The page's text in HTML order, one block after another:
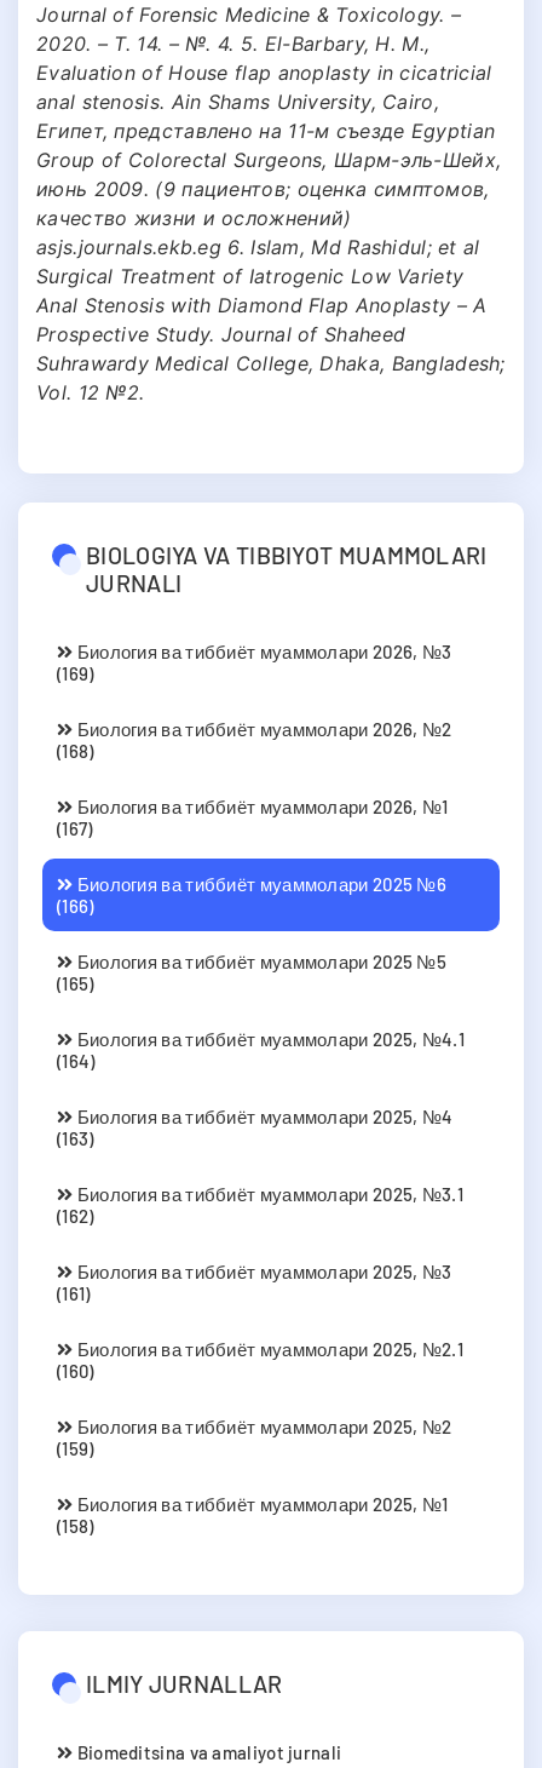
Journal of Forensic Medicine & Toxicology. –
2020. – Т. 14. – №. 4. 5. El-Barbary, H. M.,
Evaluation of House flap anoplasty in cicatricial
anal stenosis. Ain Shams University, Cairo,
Египет, представлено на 11-м съезде Egyptian
Group of Colorectal Surgeons, Шарм-эль-Шейх,
июнь 2009. (9 пациентов; оценка симптомов,
качество жизни и осложнений)
asjs.journals.ekb.eg 6. Islam, Md Rashidul; et al
Surgical Treatment of Iatrogenic Low Variety
Anal Stenosis with Diamond Flap Anoplasty – A
Prospective Study. Journal of Shaheed
Suhrawardy Medical College, Dhaka, Bangladesh;
Vol. 12 №2.
BIOLOGIYA VA TIBBIYOT MUAMMOLARI
JURNALI
Биология ва тиббиёт муаммолари 2026, №3
(169)
Биология ва тиббиёт муаммолари 2026, №2
(168)
Биология ва тиббиёт муаммолари 2026, №1
(167)
Биология ва тиббиёт муаммолари 2025 №6
(166)
Биология ва тиббиёт муаммолари 2025 №5
(165)
Биология ва тиббиёт муаммолари 2025, №4.1
(164)
Биология ва тиббиёт муаммолари 2025, №4
(163)
Биология ва тиббиёт муаммолари 2025, №3.1
(162)
Биология ва тиббиёт муаммолари 2025, №3
(161)
Биология ва тиббиёт муаммолари 2025, №2.1
(160)
Биология ва тиббиёт муаммолари 2025, №2
(159)
Биология ва тиббиёт муаммолари 2025, №1
(158)
ILMIY JURNALLAR
Biomeditsina va amaliyot jurnali